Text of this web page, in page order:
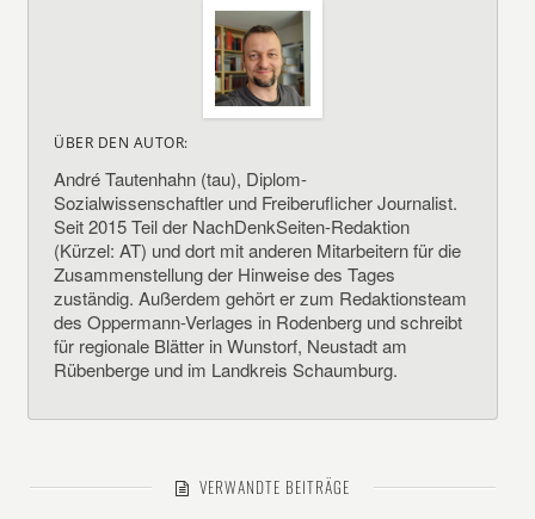
ÜBER DEN AUTOR:
André Tautenhahn (tau), Diplom-
Sozialwissenschaftler und Freiberuflicher Journalist.
Seit 2015 Teil der NachDenkSeiten-Redaktion
(Kürzel: AT) und dort mit anderen Mitarbeitern für die
Zusammenstellung der Hinweise des Tages
zuständig. Außerdem gehört er zum Redaktionsteam
des Oppermann-Verlages in Rodenberg und schreibt
für regionale Blätter in Wunstorf, Neustadt am
Rübenberge und im Landkreis Schaumburg.
VERWANDTE BEITRÄGE